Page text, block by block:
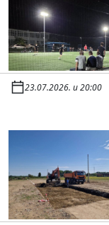
23.07.2026. u 20:00